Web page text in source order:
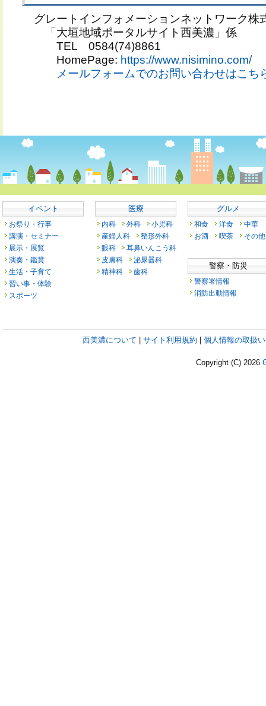
グレートインフォメーションネットワーク株
「大垣地域ポータルサイト西美濃」係
TEL 0584(74)8861
HomePage: https://www.nisimino.com/
メールフォームでのお問い合わせはこち
イベント
お祭り・行事
講演・セミナー
展示・展覧
演奏・鑑賞
生活・子育て
習い事・体験
スポーツ
医療
内科 外科
小児科
産婦人科
整形外科
眼科
耳鼻いんこう科
皮膚科
泌尿器科
精神科
歯科
グルメ
和食 洋食
中華
お酒
喫茶 その他
警察・防災
警察署情報
消防出動情報
西美濃について サイト利用規約 個人情報の取扱
Copyright (C) 2026